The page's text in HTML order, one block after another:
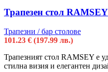
Трапезен стол
Трапезни / бар столове
101.23 € (197.99 лв.)
Трапезният стол RAMSEY е
стилна визия и елегантен